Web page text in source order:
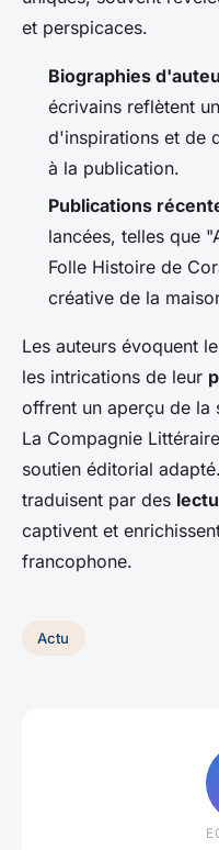
et perspicaces.
Biographies
écrivains reflètent
d'inspirations et de
à la publication.
Publications
lancées, telles que
Folle Histoire de
créative de la
Les auteurs évoquent
les intrications de leur
offrent un aperçu de la
La Compagnie
soutien éditorial
traduisent par des
captivent et
francophone.
Actu